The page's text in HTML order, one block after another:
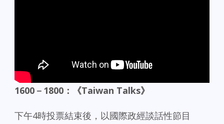
1600－1800：《Taiwan Talks》
下午4時投票結束後，以國際政經談話性節目